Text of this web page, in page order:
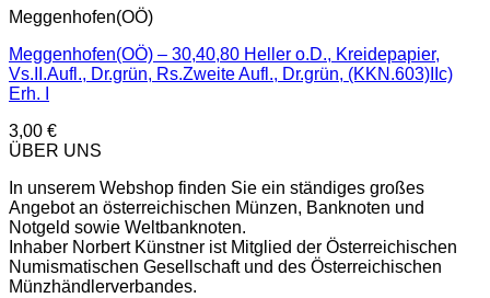
Meggenhofen(OÖ)
Meggenhofen(OÖ) – 30,40,80 Heller o.D., Kreidepapier,
Vs.II.Aufl., Dr.grün, Rs.Zweite Aufl., Dr.grün, (KKN.603)IIc)
Erh. I
3,00 €
ÜBER UNS
In unserem Webshop finden Sie ein ständiges großes
Angebot an österreichischen Münzen, Banknoten und
Notgeld sowie Weltbanknoten.
Inhaber Norbert Künstner ist Mitglied der Österreichischen
Numismatischen Gesellschaft und des Österreichischen
Münzhändlerverbandes.